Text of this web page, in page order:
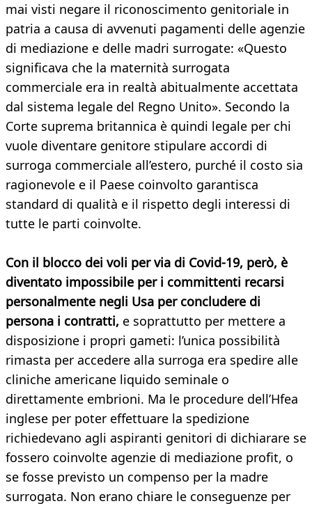
mai visti negare il riconoscimento genitoriale in
patria a causa di avvenuti pagamenti delle agenzie
di mediazione e delle madri surrogate: «Questo
significava che la maternità surrogata
commerciale era in realtà abitualmente accettata
dal sistema legale del Regno Unito». Secondo la
Corte suprema britannica è quindi legale per chi
vuole diventare genitore stipulare accordi di
surroga commerciale all’estero, purché il costo sia
ragionevole e il Paese coinvolto garantisca
standard di qualità e il rispetto degli interessi di
tutte le parti coinvolte.
Con il blocco dei voli per via di Covid-19, però, è
diventato impossibile per i committenti recarsi
personalmente negli Usa per concludere di
persona i contratti, e soprattutto per mettere a
disposizione i propri gameti: l’unica possibilità
rimasta per accedere alla surroga era spedire alle
cliniche americane liquido seminale o
direttamente embrioni. Ma le procedure dell’Hfea
inglese per poter effettuare la spedizione
richiedevano agli aspiranti genitori di dichiarare se
fossero coinvolte agenzie di mediazione profit, o
se fosse previsto un compenso per la madre
surrogata. Non erano chiare le conseguenze per